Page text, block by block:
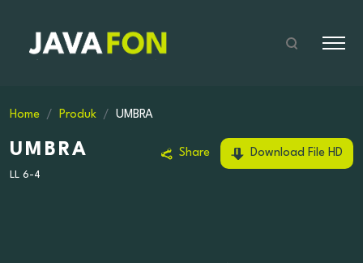
Home Produk UMBRA
UMBRA
LL 6-4
Share Download File HD